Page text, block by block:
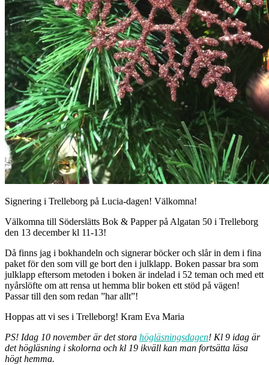
Signering i Trelleborg på Lucia-dagen! Välkomna!
Välkomna till Söderslätts Bok & Papper på Algatan 50 i Trelleborg
den 13 december kl 11-13!
Då finns jag i bokhandeln och signerar böcker och slår in dem i fina
paket för den som vill ge bort den i julklapp. Boken passar bra som
julklapp eftersom metoden i boken är indelad i 52 teman och med ett
nyårslöfte om att rensa ut hemma blir boken ett stöd på vägen!
Passar till den som redan ”har allt”!
Hoppas att vi ses i Trelleborg! Kram Eva Maria
PS! Idag 10 november är det stora högläsningsdagen! Kl 9 idag är
det högläsning i skolorna och kl 19 ikväll kan man fortsätta läsa
högt hemma.